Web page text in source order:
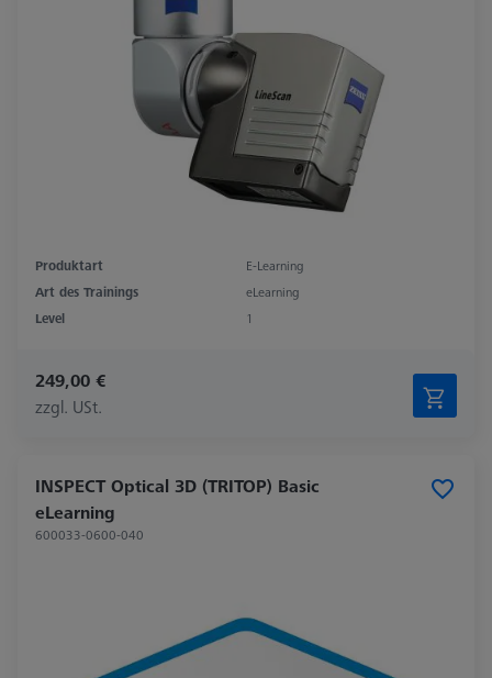
Produktart
E-Learning
Art des Trainings
eLearning
Level
1
249,00 €
zzgl. USt.
INSPECT Optical 3D (TRITOP) Basic
eLearning
600033-0600-040